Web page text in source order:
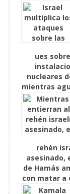
ues
nucleares
mientras
apoyo
Estados
rehén
asesinado,
de Hamás
con matar a
se acercan